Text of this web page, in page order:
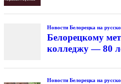
Новости Белорецка на
Белорецкому
колледжу — 80
Новости Белорецка на